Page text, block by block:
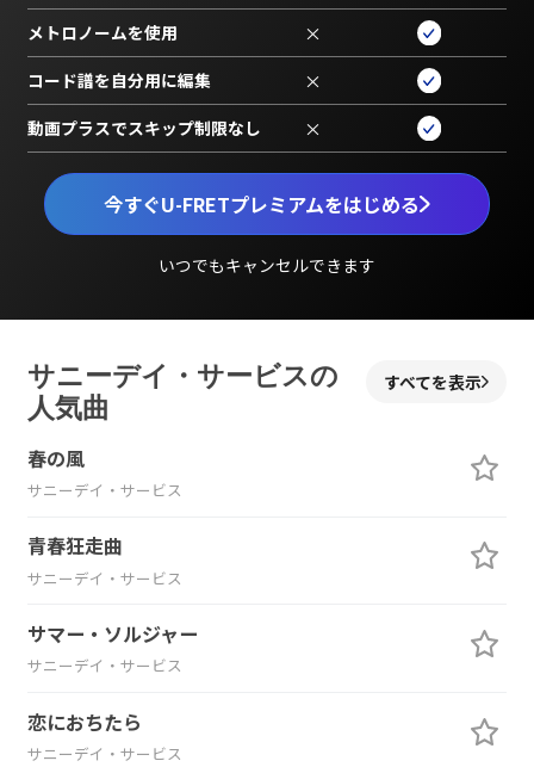
今すぐU-FRETプレミアムをはじめる
いつでもキャンセルできます
メトロノームを使用 ×
コード譜を自分用に編集 ×
動画プラスでスキップ制限なし ×
サニーデイ・サービスの
人気曲
すべてを表示
春の風
サニーデイ・サービス
青春狂走曲
サニーデイ・サービス
サマー・ソルジャー
サニーデイ・サービス
恋におちたら
サニーデイ・サービス